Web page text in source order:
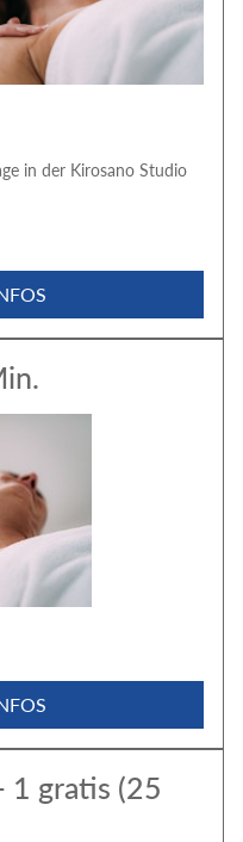
in der Kirosano Studio
1 gratis (25